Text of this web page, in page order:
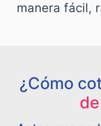
manera fácil,
¿Cómo